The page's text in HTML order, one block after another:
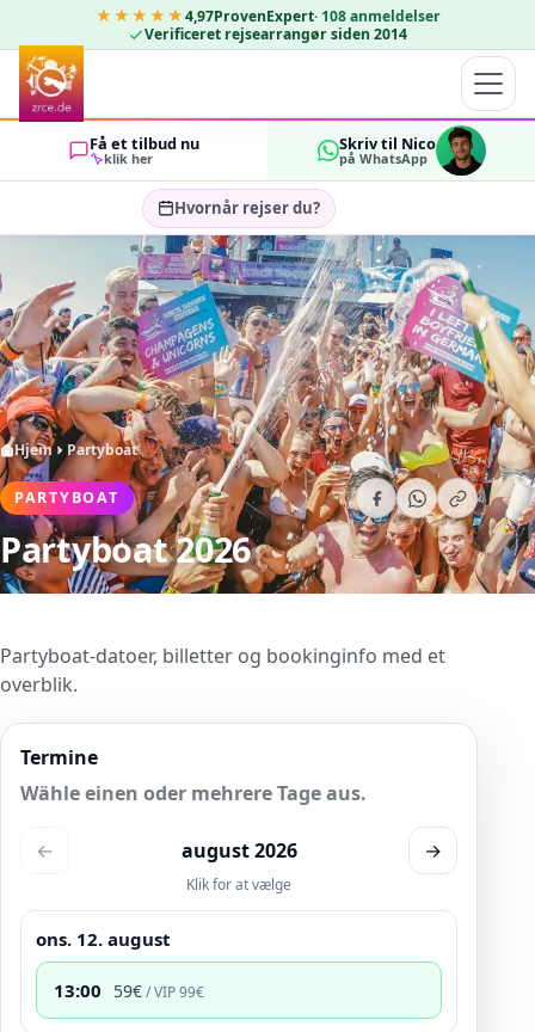
★★★★★4,97ProvenExpert· 108 anmeldelser
Verificeret rejsearrangør siden 2014
Få et tilbud nu
klik her
Skriv til Nico
på WhatsApp
Hvornår rejser du?
Vælg rejsedatoer…
GÆSTER
2 OK
Hjem Partyboat
PARTYBOAT
Partyboat 2026
Partyboat-datoer, billetter og bookinginfo med et
overblik.
Termine
Wähle einen oder mehrere Tage aus.
← august 2026 →
Klik for at vælge
ons. 12. august
13:00 59€/ VIP99€